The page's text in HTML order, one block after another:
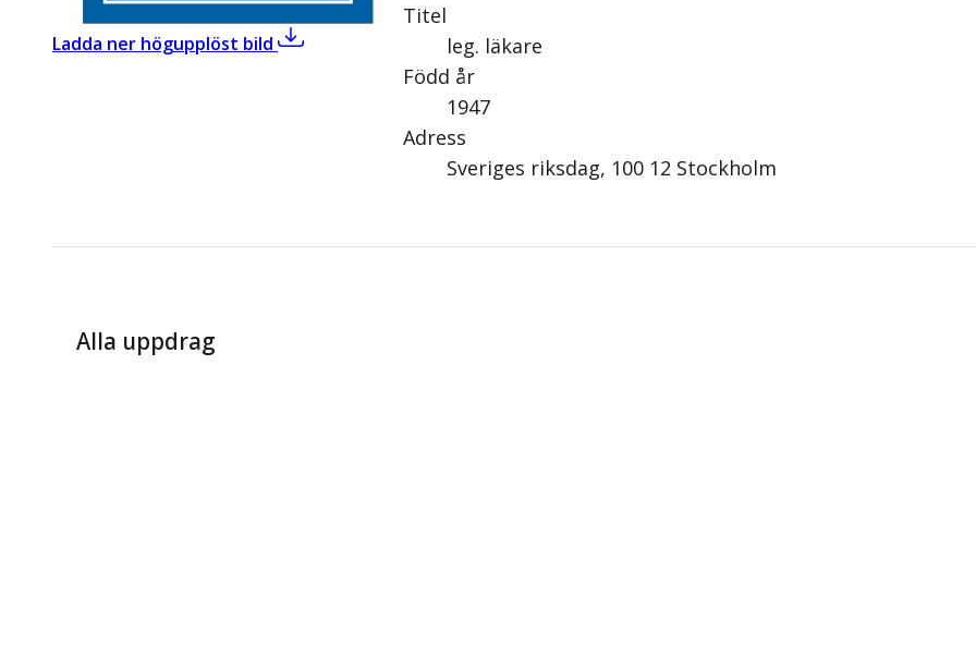
Ladda ner högupplöst bild ,Carl-Axel Johansson (KD)
Titel
leg. läkare
Född år
1947
Adress
Sveriges riksdag, 100 12 Stockholm
Alla uppdrag